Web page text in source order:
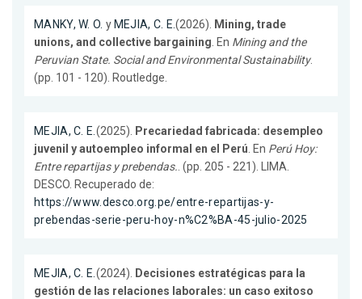
MANKY, W. O. y MEJIA, C. E.(2026). Mining, trade
unions, and collective bargaining. En Mining and the
Peruvian State. Social and Environmental Sustainability.
(pp. 101 - 120). Routledge.
MEJIA, C. E.(2025). Precariedad fabricada: desempleo
juvenil y autoempleo informal en el Perú. En Perú Hoy:
Entre repartijas y prebendas.. (pp. 205 - 221). LIMA.
DESCO. Recuperado de:
https://www.desco.org.pe/entre-repartijas-y-
prebendas-serie-peru-hoy-n%C2%BA-45-julio-2025
MEJIA, C. E.(2024). Decisiones estratégicas para la
gestión de las relaciones laborales: un caso exitoso